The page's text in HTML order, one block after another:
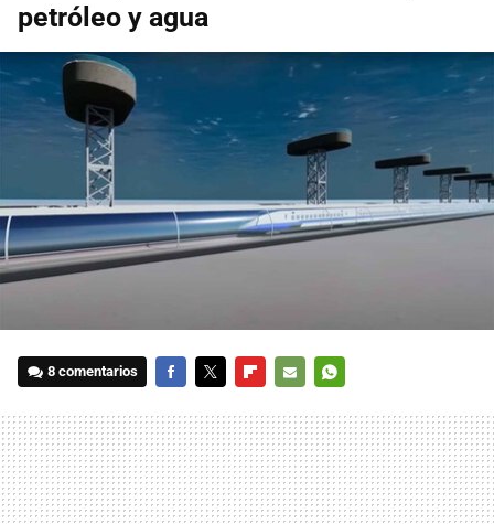
petróleo y agua
8 comentarios
MAIL